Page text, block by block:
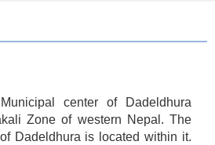
center of Dadeldhura
Zone of western Nepal. The
Dadeldhura is located within it.